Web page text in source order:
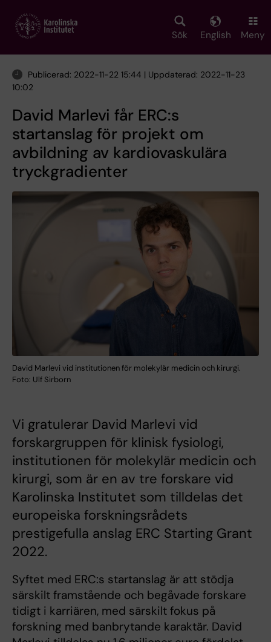
main
Sök English Meny
Publicerad: 2022-11-22 15:44 | Uppdaterad: 2022-11-23
10:02
David Marlevi får ERC:s
startanslag för projekt om
avbildning av kardiovaskulära
tryckgradienter
David Marlevi vid institutionen för molekylär medicin och kirurgi.
Foto: Ulf Sirborn
Vi gratulerar David Marlevi vid
forskargruppen för klinisk fysiologi,
institutionen för molekylär medicin och
kirurgi, som är en av tre forskare vid
Karolinska Institutet som tilldelas det
europeiska forskningsrådets
prestigefulla anslag ERC Starting Grant
2022.
Syftet med ERC:s startanslag är att stödja
särskilt framstående och begåvade forskare
tidigt i karriären, med särskilt fokus på
forskning med banbrytande karaktär. David